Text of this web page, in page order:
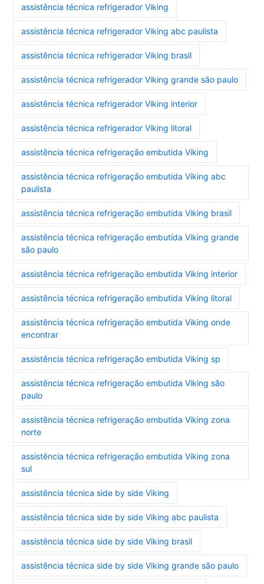
assistência técnica refrigerador Viking
assistência técnica refrigerador Viking abc paulista
assistência técnica refrigerador Viking brasil
assistência técnica refrigerador Viking grande são paulo
assistência técnica refrigerador Viking interior
assistência técnica refrigerador Viking litoral
assistência técnica refrigeração embutida Viking
assistência técnica refrigeração embutida Viking abc
paulista
assistência técnica refrigeração embutida Viking brasil
assistência técnica refrigeração embutida Viking grande
são paulo
assistência técnica refrigeração embutida Viking interior
assistência técnica refrigeração embutida Viking litoral
assistência técnica refrigeração embutida Viking onde
encontrar
assistência técnica refrigeração embutida Viking sp
assistência técnica refrigeração embutida Viking são
paulo
assistência técnica refrigeração embutida Viking zona
norte
assistência técnica refrigeração embutida Viking zona
sul
assistência técnica side by side Viking
assistência técnica side by side Viking abc paulista
assistência técnica side by side Viking brasil
assistência técnica side by side Viking grande são paulo